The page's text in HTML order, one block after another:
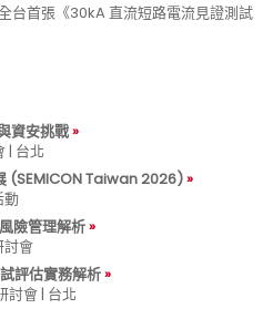
台首張《30kA 直流短路電流見證測試
資安挑戰
| 台北
(SEMICON Taiwan 2026)
險管理解析
會
評估實務解析
會 | 台北